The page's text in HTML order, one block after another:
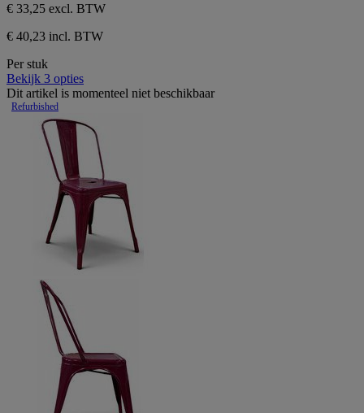
€ 33,25 excl. BTW
€ 40,23 incl. BTW
Per stuk
Bekijk 3 opties
Dit artikel is momenteel niet beschikbaar